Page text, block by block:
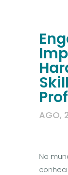
AGO,
No